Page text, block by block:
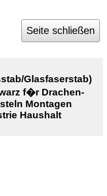
Seite schließen
Glasfaserstab)
f�r Drachen-
Montagen
Haushalt